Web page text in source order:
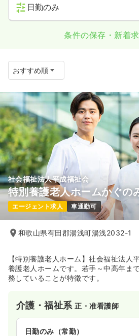
日勤のみ
条件の保存・新着
社会福祉法人平成福祉会
特別養護老人ホームかぐの
エージェント求人 車通勤可
和歌山県有田郡湯浅町湯浅2032-1
【特別養護老人ホーム】社会福祉法人
養護老人ホームです。若手～中高年ま
務していることが特徴です。
介護・福祉系正・准看護師
日勤のみ（常勤）